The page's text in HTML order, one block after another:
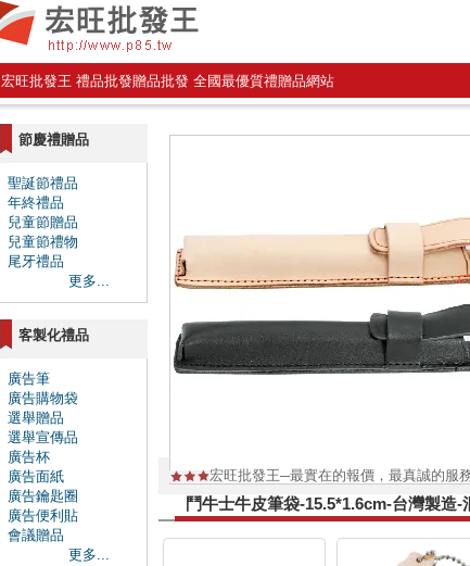
宏旺批發王 禮品批發贈品批發 全國最優質禮贈品網站
節慶禮贈品
聖誕節禮品
年終禮品
兒童節贈品
兒童節禮物
尾牙禮品
更多...
客製化禮品
廣告筆
廣告購物袋
選舉贈品
選舉宣傳品
廣告杯
廣告面紙
廣告鑰匙圈
廣告便利貼
會議贈品
更多...
宏旺批發王─最實在的報價，最真誠的服
鬥牛士牛皮筆袋-15.5*1.6cm-台灣製造